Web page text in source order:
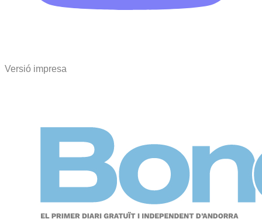
Versió impresa